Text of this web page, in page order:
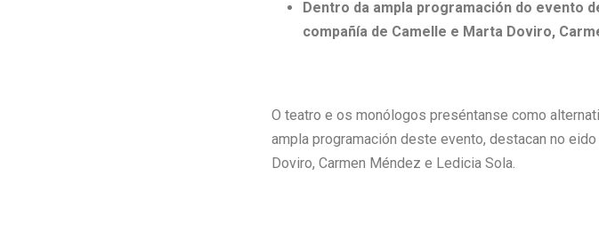
Dentro da ampla programación do evento
compañía de Camelle e Marta Doviro,
O teatro e os monólogos preséntanse como
ampla programación deste evento, destacan no
Doviro, Carmen Méndez e Ledicia Sola.